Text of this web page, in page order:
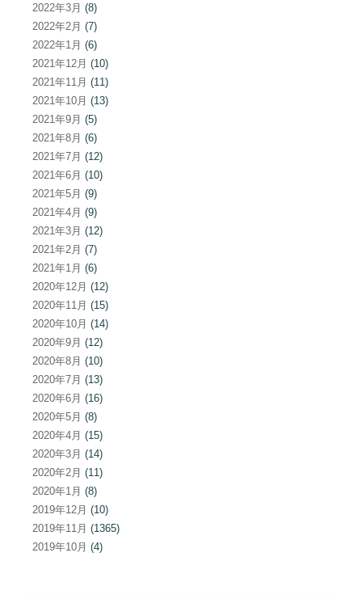
2022年3月 (8)
2022年2月 (7)
2022年1月 (6)
2021年12月 (10)
2021年11月 (11)
2021年10月 (13)
2021年9月 (5)
2021年8月 (6)
2021年7月 (12)
2021年6月 (10)
2021年5月 (9)
2021年4月 (9)
2021年3月 (12)
2021年2月 (7)
2021年1月 (6)
2020年12月 (12)
2020年11月 (15)
2020年10月 (14)
2020年9月 (12)
2020年8月 (10)
2020年7月 (13)
2020年6月 (16)
2020年5月 (8)
2020年4月 (15)
2020年3月 (14)
2020年2月 (11)
2020年1月 (8)
2019年12月 (10)
2019年11月 (1365)
2019年10月 (4)